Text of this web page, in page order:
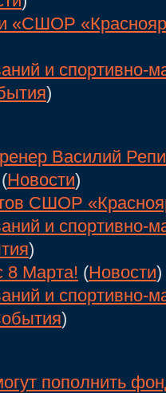
«СШОР
и спортивно-
)
Василий
(Новости)
СШОР
и спортивно-
)
8 Марта! (Новости)
и спортивно-
)
пополнить